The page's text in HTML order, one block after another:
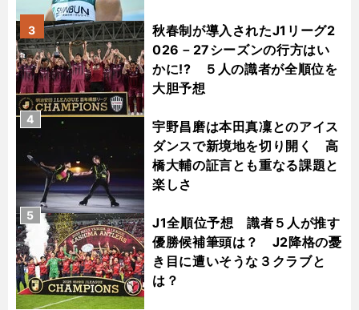
秋春制が導入されたJ1リーグ2
026－27シーズンの行方はい
かに!? ５人の識者が全順位を
大胆予想
3
宇野昌磨は本田真凜とのアイス
ダンスで新境地を切り開く 高
橋大輔の証言とも重なる課題と
楽しさ
4
J1全順位予想 識者５人が推す
優勝候補筆頭は？ J2降格の憂
き目に遭いそうな３クラブと
は？
5